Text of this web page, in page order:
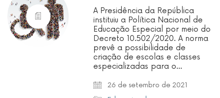
A Presidência da República
instituiu a Política Nacional de
Educação Especial por meio do
Decreto 10.502/2020. A norma
prevê a possibilidade de
criação de escolas e classes
especializadas para o…
26 de setembro de 2021